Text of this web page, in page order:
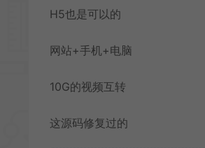
H5也是可以的
网站+手机+电脑
10G的视频互转
这源码修复过的